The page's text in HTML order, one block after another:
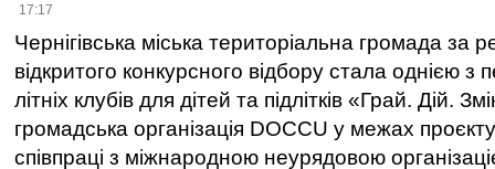
17:17
Чернігівська міська територіальна громада за
відкритого конкурсного відбору стала однією
літніх клубів для дітей та підлітків «Грай. Дій.
громадська організація DOCCU у межах
співпраці з міжнародною неурядовою